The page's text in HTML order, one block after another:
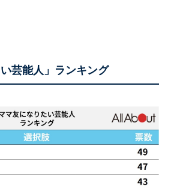
い芸能人」ランキング